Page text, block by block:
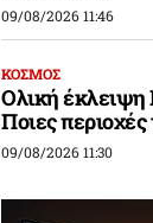
09/08/2026 11:46
ΚΟΣΜΟΣ
Ολική έκλειψη
Ποιες
09/08/2026 11:30